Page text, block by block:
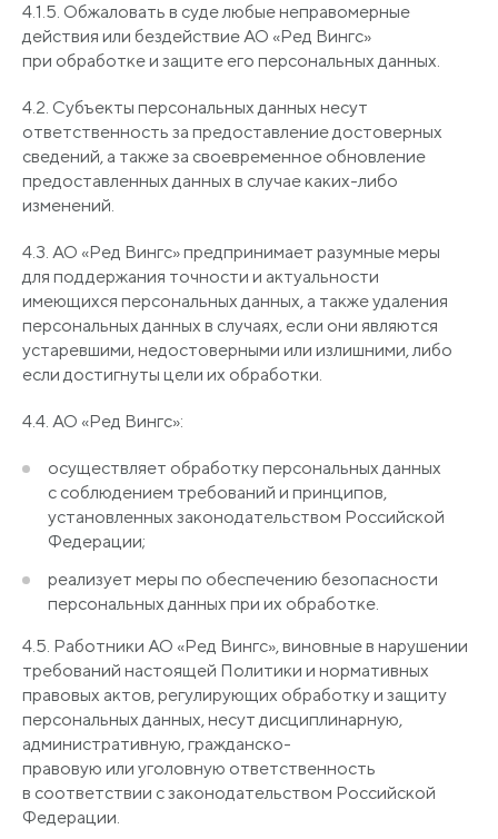
4.1.5. Обжаловать в суде любые неправомерные
действия или бездействие АО «Ред Вингс»
при обработке и защите его персональных данных.
4.2. Субъекты персональных данных несут
ответственность за предоставление достоверных
сведений, а также за своевременное обновление
предоставленных данных в случае каких-либо
изменений.
4.3. АО «Ред Вингс» предпринимает разумные меры
для поддержания точности и актуальности
имеющихся персональных данных, а также удаления
персональных данных в случаях, если они являются
устаревшими, недостоверными или излишними, либо
если достигнуты цели их обработки.
4.4. АО «Ред Вингс»:
осуществляет обработку персональных данных
с соблюдением требований и принципов,
установленных законодательством Российской
Федерации;
реализует меры по обеспечению безопасности
персональных данных при их обработке.
4.5. Работники АО «Ред Вингс», виновные в нарушении
требований настоящей Политики и нормативных
правовых актов, регулирующих обработку и защиту
персональных данных, несут дисциплинарную,
административную, гражданско-
правовую или уголовную ответственность
в соответствии с законодательством Российской
Федерации.